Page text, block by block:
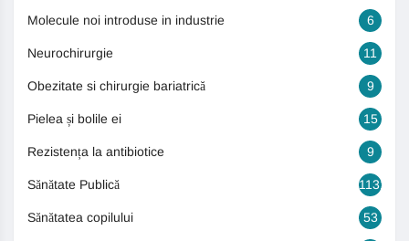
Molecule noi introduse in industrie 6
Neurochirurgie 11
Obezitate si chirurgie bariatrică 9
Pielea și bolile ei 15
Rezistența la antibiotice 9
Sănătate Publică 1131
Sănătatea copilului 53